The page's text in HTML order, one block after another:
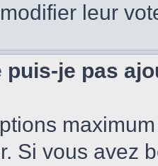
leur
puis-je pas
Si vous avez